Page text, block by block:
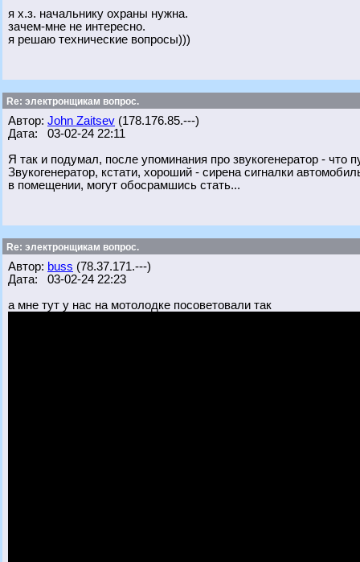
я х.з. начальнику охраны нужна.
зачем-мне не интересно.
я решаю технические вопросы)))
Re: электронщикам вопрос.
Автор: John Zaitsev (178.176.85.---)
Дата: 03-02-24 22:11
Я так и подумал, после упоминания про звукогенератор - что
Звукогенератор, кстати, хороший - сирена сигналки
в помещении, могут обосрамшись стать...
Re: электронщикам вопрос.
Автор: buss (78.37.171.---)
Дата: 03-02-24 22:23
а мне тут у нас на мотолодке посоветовали так